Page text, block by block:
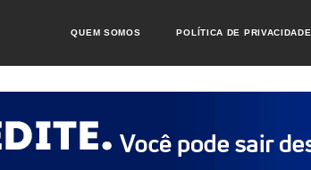
QUEM SOMOS POLÍTICA DE PRIVACIDADE